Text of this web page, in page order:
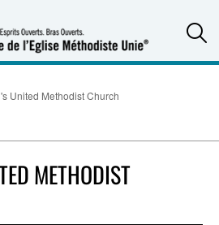
United Methodist Church
METHODIST